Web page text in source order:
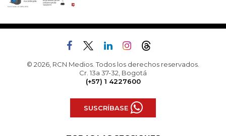
© 2026, RCN Medios. Todos los derechos reservados.
Cr. 13a 37-32, Bogotá
(+57) 1 4227600
SUSCRÍBASE